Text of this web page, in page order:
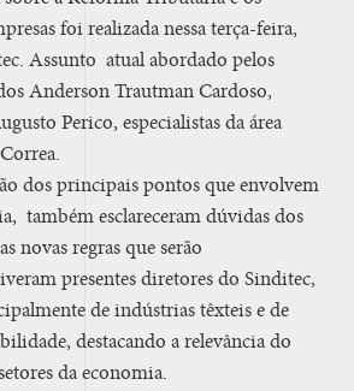
foi realizada nessa terça-feira,
Assunto atual abordado pelos
Anderson Trautman Cardoso,
Perico, especialistas da área
dos principais pontos que envolvem
também esclareceram dúvidas dos
novas regras que serão
presentes diretores do Sinditec,
de indústrias têxteis e de
destacando a relevância do
da economia.